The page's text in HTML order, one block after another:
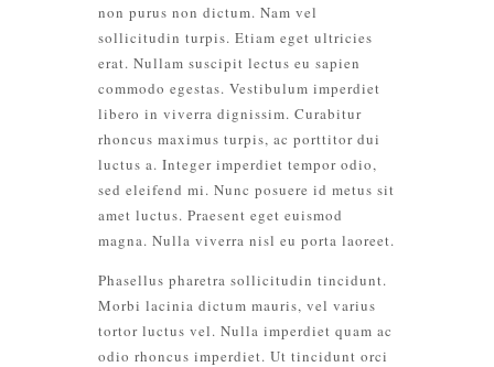
non purus non dictum. Nam vel
sollicitudin turpis. Etiam eget ultricies
erat. Nullam suscipit lectus eu sapien
commodo egestas. Vestibulum imperdiet
libero in viverra dignissim. Curabitur
rhoncus maximus turpis, ac porttitor dui
luctus a. Integer imperdiet tempor odio,
sed eleifend mi. Nunc posuere id metus sit
amet luctus. Praesent eget euismod
magna. Nulla viverra nisl eu porta laoreet.
Phasellus pharetra sollicitudin tincidunt.
Morbi lacinia dictum mauris, vel varius
tortor luctus vel. Nulla imperdiet quam ac
odio rhoncus imperdiet. Ut tincidunt orci